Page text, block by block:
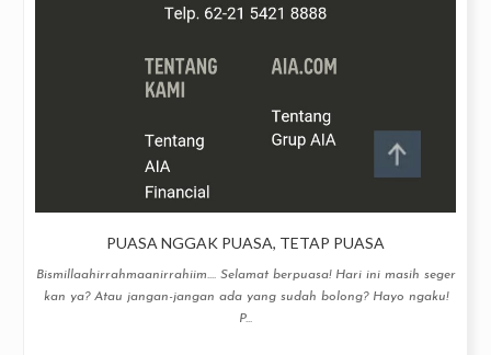
PUASA NGGAK PUASA, TETAP PUASA
Bismillaahirrahmaanirrahiim.... Selamat berpuasa! Hari ini masih seger
kan ya? Atau jangan-jangan ada yang sudah bolong? Hayo ngaku!
P...